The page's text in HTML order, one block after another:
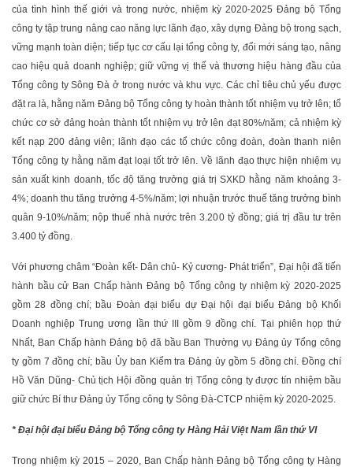
của tình hình thế giới và trong nước, nhiệm kỳ 2020-2025 Đảng bộ Tổng
công ty tập trung nâng cao năng lực lãnh đạo, xây dựng Đảng bộ trong sạch,
vững mạnh toàn diện; tiếp tục cơ cấu lại tổng công ty, đổi mới sáng tạo, nâng
cao hiệu quả doanh nghiệp; giữ vững vị thế và thương hiệu hàng đầu của
Tổng công ty Sông Đà ở trong nước và khu vực. Các chỉ tiêu chủ yếu được
đặt ra là, hằng năm Đảng bộ Tổng công ty hoàn thành tốt nhiệm vụ trở lên; tổ
chức cơ sở đảng hoàn thành tốt nhiệm vụ trở lên đạt 80%/năm; cả nhiệm kỳ
kết nạp 200 đảng viên; lãnh đạo các tổ chức công đoàn, đoàn thanh niên
Tổng công ty hằng năm đạt loại tốt trở lên. Về lãnh đạo thực hiện nhiệm vụ
sản xuất kinh doanh, tốc độ tăng trưởng giá trị SXKD hằng năm khoảng 3-
4%; doanh thu tăng trưởng 4-5%/năm; lợi nhuận trước thuế tăng trưởng bình
quân 9-10%/năm; nộp thuế nhà nước trên 3.200 tỷ đồng; giá trị đầu tư trên
3.400 tỷ đồng.
Với phương châm “Đoàn kết- Dân chủ- Kỷ cương- Phát triển”, Đại hội đã tiến
hành bầu cử Ban Chấp hành Đảng bộ Tổng công ty nhiệm kỳ 2020-2025
gồm 28 đồng chí; bầu Đoàn đại biểu dự Đại hội đại biểu Đảng bộ Khối
Doanh nghiệp Trung ương lần thứ III gồm 9 đồng chí. Tại phiên họp thứ
Nhất, Ban Chấp hành Đảng bộ đã bầu Ban Thường vụ Đảng ủy Tổng công
ty gồm 7 đồng chí; bầu Ủy ban Kiểm tra Đảng ủy gồm 5 đồng chí. Đồng chí
Hồ Văn Dũng- Chủ tịch Hội đồng quản trị Tổng công ty được tín nhiệm bầu
giữ chức Bí thư Đảng ủy Tổng công ty Sông Đà-CTCP nhiệm kỳ 2020-2025.
* Đại hội đại biểu Đảng bộ Tổng công ty Hàng Hải Việt Nam lần thứ VI
Trong nhiệm kỳ 2015 – 2020, Ban Chấp hành Đảng bộ Tổng công ty Hàng